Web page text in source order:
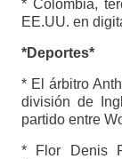
* Colombia,
EE.UU. en
*Deportes*
* El árbitro
división de
partido entre
* Flor Denis